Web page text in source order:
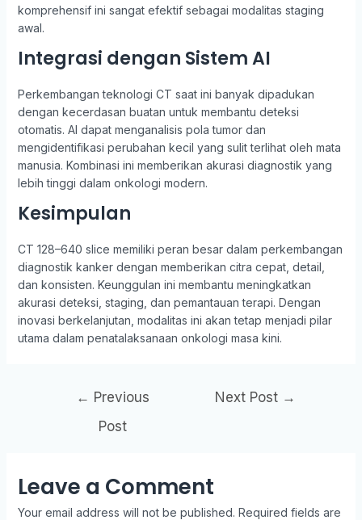
komprehensif ini sangat efektif sebagai modalitas staging
awal.
Integrasi dengan Sistem AI
Perkembangan teknologi CT saat ini banyak dipadukan
dengan kecerdasan buatan untuk membantu deteksi
otomatis. AI dapat menganalisis pola tumor dan
mengidentifikasi perubahan kecil yang sulit terlihat oleh mata
manusia. Kombinasi ini memberikan akurasi diagnostik yang
lebih tinggi dalam onkologi modern.
Kesimpulan
CT 128–640 slice memiliki peran besar dalam perkembangan
diagnostik kanker dengan memberikan citra cepat, detail,
dan konsisten. Keunggulan ini membantu meningkatkan
akurasi deteksi, staging, dan pemantauan terapi. Dengan
inovasi berkelanjutan, modalitas ini akan tetap menjadi pilar
utama dalam penatalaksanaan onkologi masa kini.
← Previous
Post
Next Post →
Leave a Comment
Your email address will not be published. Required fields are